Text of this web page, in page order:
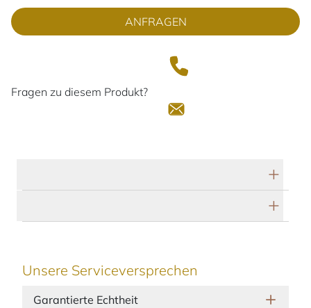
ANFRAGEN
Fragen zu diesem Produkt?
Unsere Serviceversprechen
Garantierte Echtheit